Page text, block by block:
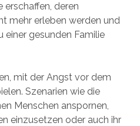
erschaffen, deren
mehr erleben werden und
einer gesunden Familie
mit der Angst vor dem
Szenarien wie die
Menschen anspornen,
einzusetzen oder auch ihr